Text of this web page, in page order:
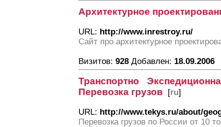
Архитектурное
URL: http://www.inrestroy.ru/
Сайт про архитектурное
Визитов: 928 Добавлен: 18.09.2006
Транспортно
Перевозка грузов [ru]
URL: http://www.tekys.ru/about/
Перевозка грузов по России от 10